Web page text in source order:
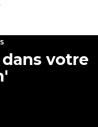
votre